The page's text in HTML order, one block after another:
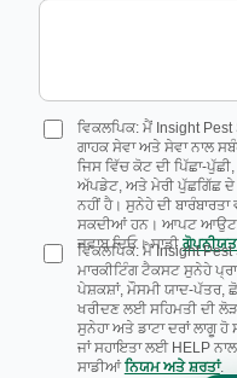
ਵਿਕਲਪਿਕ: ਮੈਂ Insight
ਗਾਹਕ ਸੇਵਾ ਅਤੇ ਸੇਵਾ ਨਾਲ
ਜਿਸ ਵਿੱਚ ਕੋਟ ਦੀ ਪਿੱਛਾ-
ਅੱਪਡੇਟ, ਅਤੇ ਮੇਰੀ ਪੁੱਛਗਿੱਛ ਦੇ
ਨਹੀਂ ਹੈ। ਸੁਨੇਹੇ ਦੀ
ਸਕਦੀਆਂ ਹਨ। ਆਪਟ ਆਉਟ
ਜਵਾਬ ਦਿਓ। ਸਾਡੀ
ਵਿਕਲਪਿਕ: ਮੈਂ Insight
ਮਾਰਕੀਟਿੰਗ ਟੈਕਸਟ ਸੁਨੇਹੇ
ਪੇਸ਼ਕਸ਼ਾਂ, ਮੌਸਮੀ ਯਾਦ-ਪੱਤਰ,
ਖਰੀਦਣ ਲਈ ਸਹਿਮਤੀ ਦੀ ਲੋੜ
ਸੁਨੇਹਾ ਅਤੇ ਡਾਟਾ ਦਰਾਂ
ਜਾਂ ਸਹਾਇਤਾ ਲਈ HELP
ਸਾਡੀਆਂ ਨਿਯਮ ਅਤੇ ਸ਼ਰਤਾਂ.